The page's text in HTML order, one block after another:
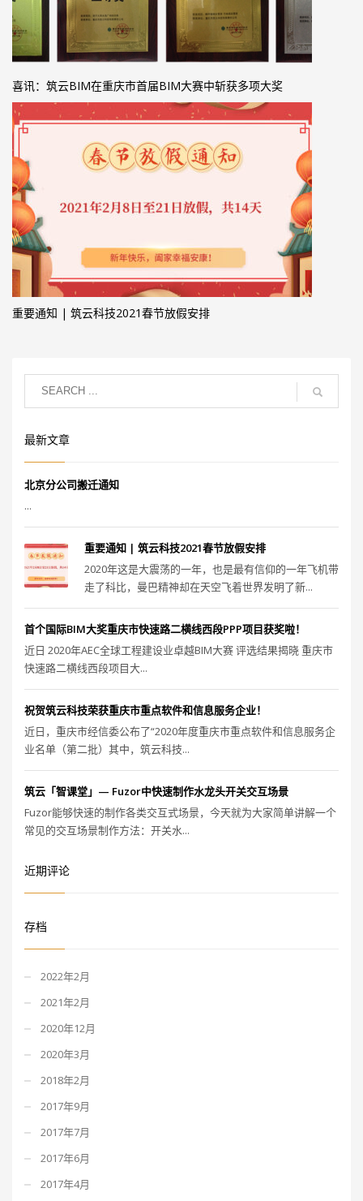
喜讯：筑云BIM在重庆市首届BIM大赛中斩获多项大奖
重要通知 | 筑云科技2021春节放假安排
最新文章
北京分公司搬迁通知
...
重要通知 | 筑云科技2021春节放假安排
2020年这是大震荡的一年，也是最有信仰的一年飞机带
走了科比，曼巴精神却在天空飞着世界发明了新...
首个国际BIM大奖重庆市快速路二横线西段PPP项目获奖啦！
近日 2020年AEC全球工程建设业卓越BIM大赛 评选结果揭晓 重庆市
快速路二横线西段项目大...
祝贺筑云科技荣获重庆市重点软件和信息服务企业！
近日，重庆市经信委公布了“2020年度重庆市重点软件和信息服务企
业名单（第二批）其中，筑云科技...
筑云「智课堂」— Fuzor中快速制作水龙头开关交互场景
Fuzor能够快速的制作各类交互式场景，今天就为大家简单讲解一个
常见的交互场景制作方法：开关水...
近期评论
存档
2022年2月
2021年2月
2020年12月
2020年3月
2018年2月
2017年9月
2017年7月
2017年6月
2017年4月